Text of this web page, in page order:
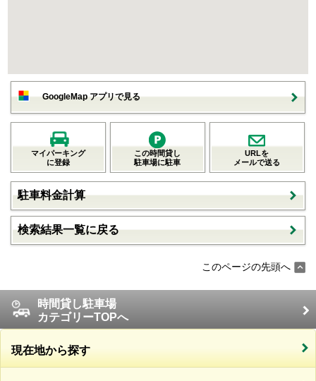
GoogleMap アプリで見る
マイパーキング
に登録
この時間貸し
駐車場に駐車
URLを
メールで送る
駐車料金計算
検索結果一覧に戻る
このページの先頭へ
時間貸し駐車場
カテゴリーTOPへ
現在地から探す